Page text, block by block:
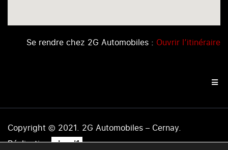
Se rendre chez 2G Automobiles : Ouvrir l’itinéraire
Copyright © 2021. 2G Automobiles – Cernay.
Réalisation .level1